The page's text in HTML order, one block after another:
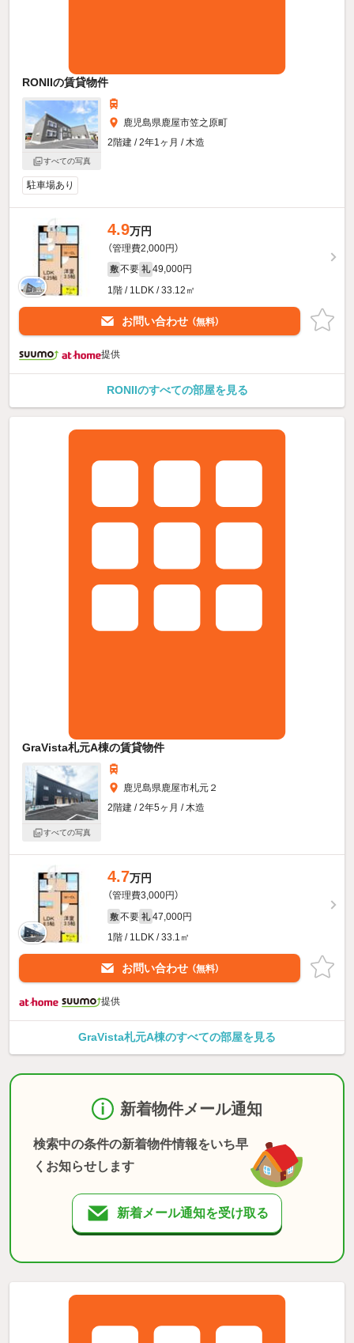
RONIIの賃貸物件
すべての写真
鹿児島県鹿屋市笠之原町
2階建 / 2年1ヶ月 / 木造
駐車場あり
4.9万円
（管理費2,000円）
敷 不要 礼 49,000円
1階 / 1LDK / 33.12㎡
お問い合わせ （無料）
提供
RONIIのすべての部屋を見る
GraVista札元A棟の賃貸物件
すべての写真
鹿児島県鹿屋市札元２
2階建 / 2年5ヶ月 / 木造
4.7万円
（管理費3,000円）
敷 不要 礼 47,000円
1階 / 1LDK / 33.1㎡
お問い合わせ （無料）
提供
GraVista札元A棟のすべての部屋を見る
新着物件メール通知
検索中の条件の新着物件情報をいち早
くお知らせします
新着メール通知を受け取る